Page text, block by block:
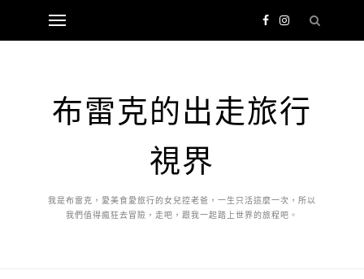
布雷克的出走旅行
視界
我是布雷克，愛美食愛旅行的女兒控老爸，一生只活這麼一次，所以
我們值得瘋狂去冒險，走吧，跟我一起踏上世界的旅程吧。